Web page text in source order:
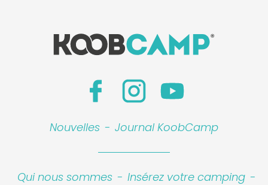
Nouvelles - Journal KoobCamp
Qui nous sommes - Insérez votre camping -